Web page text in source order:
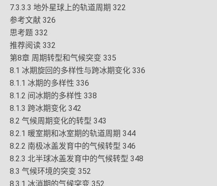
7.3.3.3 地外星球上的轨道周期 322
参考文献 326
思考题 332
推荐阅读 332
第8章 周期转型和气候突变 335
8.1 冰期旋回的多样性与跨冰期变化 336
8.1.1 冰期的多样性 336
8.1.2 间冰期的多样性 338
8.1.3 跨冰期变化 342
8.2 气候周期变化的转型 343
8.2.1 暖室期和冰室期的轨道周期 344
8.2.2 南极冰盖发育中的气候转型 346
8.2.3 北半球冰盖发育中的气候转型 348
8.3 气候环境的突变 352
8.3.1 冰消期的气候突变 352